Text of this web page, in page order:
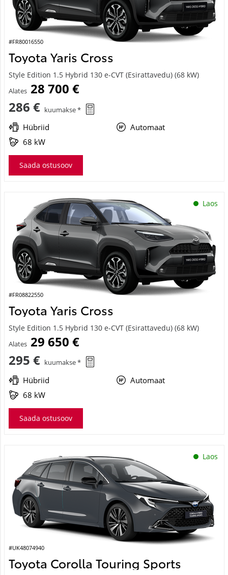
#FR80016550
Toyota Yaris Cross
Style Edition 1.5 Hybrid 130 e-CVT (Esirattavedu) (68 kW)
Alates 28 700 €
286 € kuumakse *
Hübriid
Automaat
68 kW
Saada ostusoov
Laos
#FR08822550
Toyota Yaris Cross
Style Edition 1.5 Hybrid 130 e-CVT (Esirattavedu) (68 kW)
Alates 29 650 €
295 € kuumakse *
Hübriid
Automaat
68 kW
Saada ostusoov
Laos
#UK48074940
Toyota Corolla Touring Sports